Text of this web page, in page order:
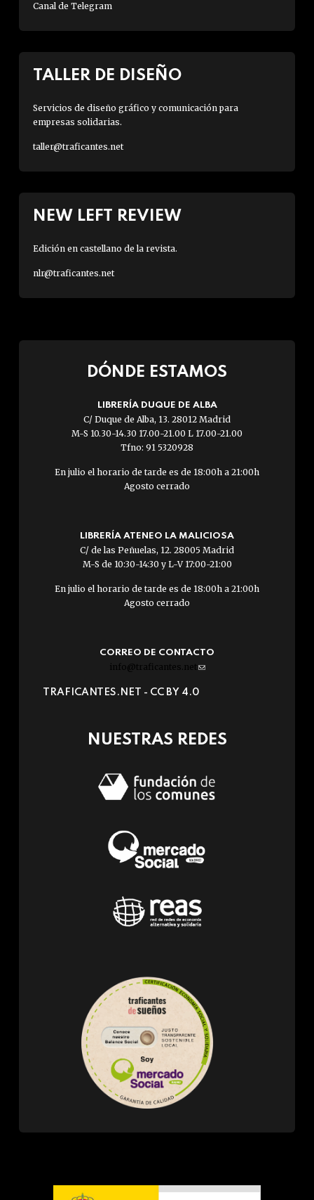
Canal de Telegram
TALLER DE DISEÑO
Servicios de diseño gráfico y comunicación para
empresas solidarias.
taller@traficantes.net
NEW LEFT REVIEW
Edición en castellano de la revista.
nlr@traficantes.net
DÓNDE ESTAMOS
LIBRERÍA DUQUE DE ALBA
C/ Duque de Alba, 13. 28012 Madrid
M-S 10.30-14.30 17.00-21.00 L 17.00-21.00
Tfno: 91 5320928
En julio el horario de tarde es de 18:00h a 21:00h
Agosto cerrado
LIBRERÍA ATENEO LA MALICIOSA
C/ de las Peñuelas, 12. 28005 Madrid
M-S de 10:30-14:30 y L-V 17:00-21:00
En julio el horario de tarde es de 18:00h a 21:00h
Agosto cerrado
CORREO DE CONTACTO
info@traficantes.net (link
e-
TRAFICANTES.NET - CC BY 4.0
NUESTRAS REDES